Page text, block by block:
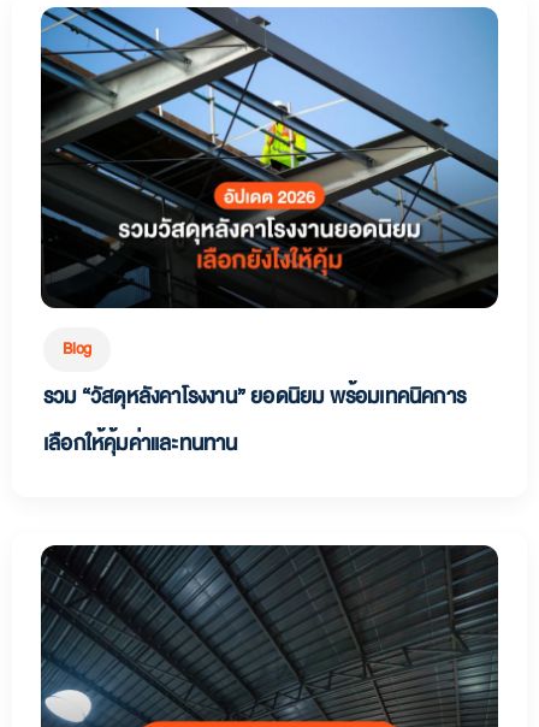
Blog
รวม “วัสดุหลังคาโรงงาน” ยอดนิยม พร้อมเทคนิคการ
เลือกให้คุ้มค่าและทนทาน